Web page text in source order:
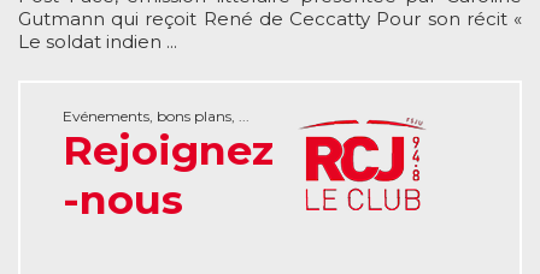
Gutmann qui reçoit René de Ceccatty Pour son récit «
Le soldat indien ...
Evénements, bons plans, ...
Rejoignez
-nous